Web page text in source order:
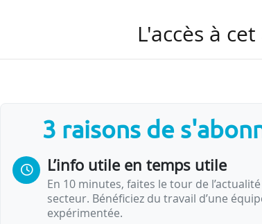
contemporaine au Cercil (Centre d’étude
Cette année-là, elle rejoint l’Inra (qui a
L'accès à
3 raisons de
L’info utile en temps utile
En 10 minutes, faites le tour de
secteur. Bénéficiez du travail d’une
expérimentée.